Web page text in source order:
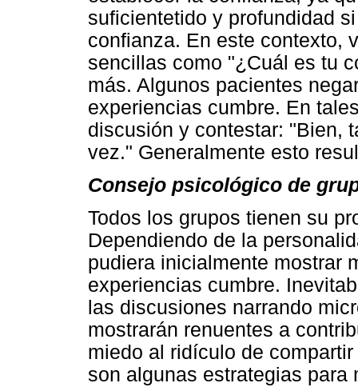
suficientetido y profundidad
confianza. En este contexto,
sencillas como "¿Cuál es tu
más. Algunos pacientes
experiencias cumbre. En
discusión y contestar: "Bien,
vez." Generalmente esto
Consejo psicológico de
Todos los grupos tienen su
Dependiendo de la
pudiera inicialmente mostrar
experiencias cumbre.
las discusiones narrando
mostrarán renuentes a
miedo al ridículo de
son algunas estrategias